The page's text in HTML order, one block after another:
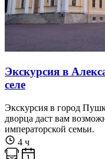
Экскурсия в
селе
Экскурсия в город
дворца даст вам
императорской семьи.
4 ч